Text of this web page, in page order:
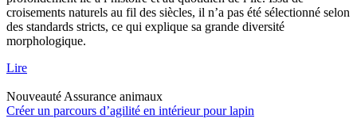
croisements naturels au fil des siècles, il n’a pas été sélectionné selon
des standards stricts, ce qui explique sa grande diversité
morphologique.
Lire
Nouveauté Assurance animaux
Créer un parcours d’agilité en intérieur pour lapin